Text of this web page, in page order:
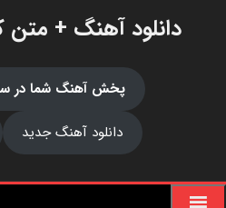
دانلود آهنگ + متن
پخش آهنگ شما در
دانلود آهنگ جدید